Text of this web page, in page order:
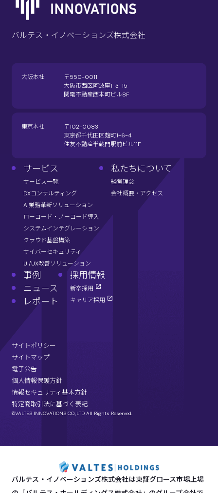
バルテス・イノベーションズ株式会社
大阪本社
〒550-0011
大阪市西区阿波座1-3-15
関電不動産西本町ビル8F
東京本社
〒102-0083
東京都千代田区麹町1-6-4
住友不動産半蔵門駅前ビル11F
サービス
サービス一覧
DXコンサルティング
AI業務革新ソリューション
ローコード・ノーコード導入
システムインテグレーション
クラウド基盤構築
サイバーセキュリティ
UI/UX改善ソリューション
私たちについて
経営理念
会社概要・アクセス
事例
ニュース
レポート
採用情報
新卒採用
キャリア採用
サイトポリシー
サイトマップ
電子公告
個人情報保護方針
情報セキュリティ基本方針
特定商取引法に基づく表記
©VALTES INNOVATIONS CO.,LTD All Rights Reserved.
バルテス・イノベーションズ株式会社は東証グロース市場上場